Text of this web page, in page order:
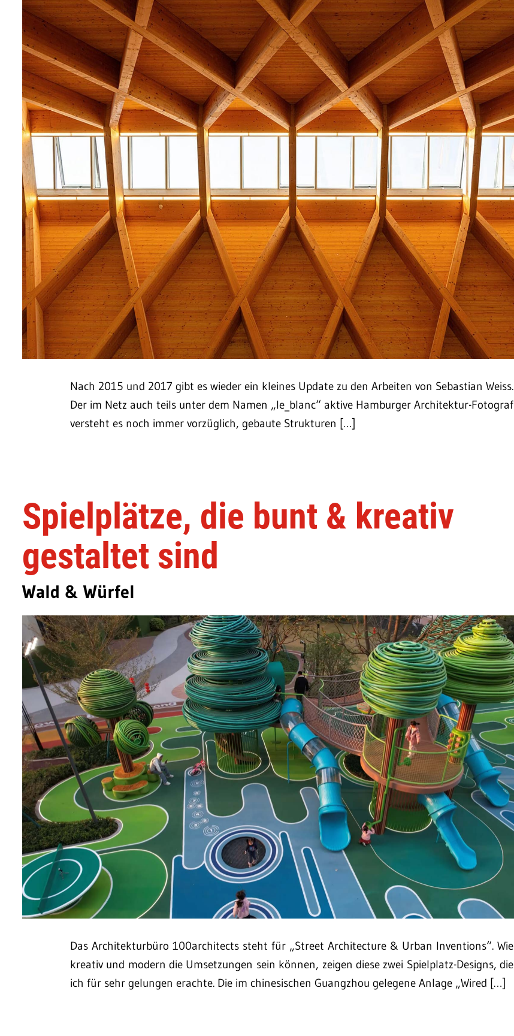
Nach 2015 und 2017 gibt es wieder ein kleines Update zu den Arbeiten von Sebastian Weiss.
Der im Netz auch teils unter dem Namen „le_blanc“ aktive Hamburger Architektur-Fotograf
versteht es noch immer vorzüglich, gebaute Strukturen […]
Spielplätze, die bunt & kreativ
gestaltet sind
Wald & Würfel
Das Architekturbüro 100architects steht für „Street Architecture & Urban Inventions“. Wie
kreativ und modern die Umsetzungen sein können, zeigen diese zwei Spielplatz-Designs, die
ich für sehr gelungen erachte. Die im chinesischen Guangzhou gelegene Anlage „Wired […]